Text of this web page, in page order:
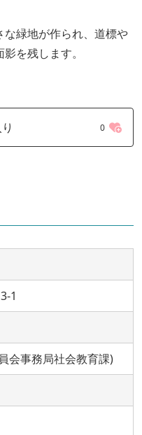
緑地が作られ、道標や
を残します。
0
1
会事務局社会教育課)